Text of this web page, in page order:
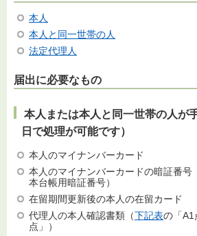
本人
本人と同一世帯の人
法定代理人
届出に必要なもの
本人または本人と同一世帯の人が
日で処理が可能です）
本人のマイナンバーカード
本人のマイナンバーカードの暗証番号
本台帳用暗証番号）
在留期間更新後の本人の在留カード
代理人の本人確認書類（下記表の「A1
点」）